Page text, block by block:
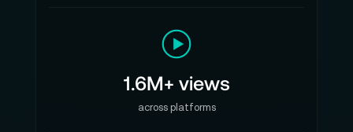
1.6M+ views
across platforms